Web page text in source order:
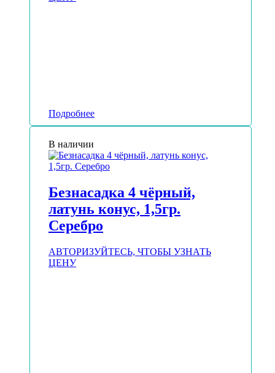
Подробнее
В наличии
Безнасадка 4 чёрный,
латунь конус, 1,5гр.
Серебро
АВТОРИЗУЙТЕСЬ, ЧТОБЫ УЗНАТЬ
ЦЕНУ